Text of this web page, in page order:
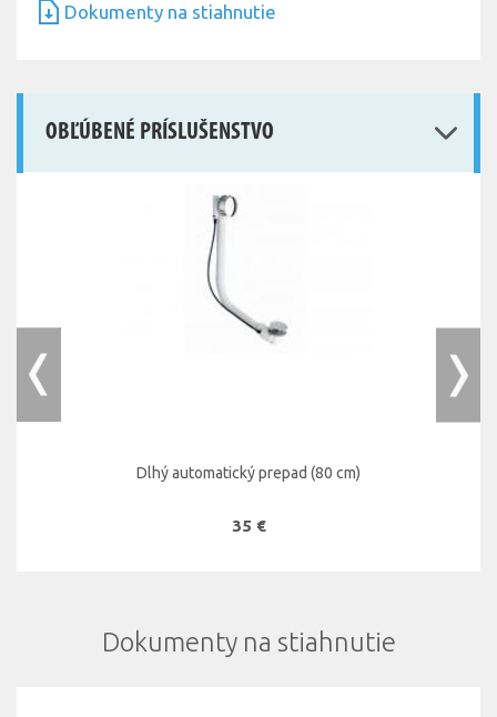
Dokumenty na stiahnutie
OBĽÚBENÉ PRÍSLUŠENSTVO
Dlhý automatický prepad (80 cm)
35 €
Dokumenty na stiahnutie